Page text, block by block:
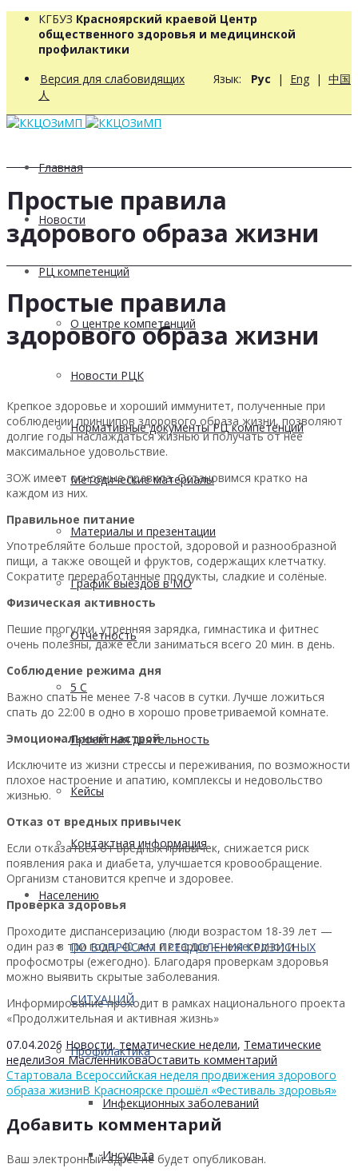
КГБУЗ Красноярский краевой Центр
общественного здоровья и медицинской
профилактики
Версия для слабовидящих Язык: Рус | Eng | 中国
人
Главная
Новости
РЦ компетенций
О центре компетенций
Новости РЦК
Нормативные документы РЦ компетенций
Методические материалы
Материалы и презентации
График выездов в МО
Отчетность
5 С
Проектная деятельность
Кейсы
Контактная информация
Населению
ПО ВОПРОСАМ ПРЕОДОЛЕНИЯ КРИЗИСНЫХ
СИТУАЦИЙ
Профилактика
Инфекционных заболеваний
Инсульта
Простые правила
здорового образа жизни
Простые правила
здорового образа жизни
Крепкое здоровье и хороший иммунитет, полученные при
соблюдении принципов здорового образа жизни, позволяют
долгие годы наслаждаться жизнью и получать от неё
максимальное удовольствие.
ЗОЖ имеет основные правила. Остановимся кратко на
каждом из них.
Правильное питание
Употребляйте больше простой, здоровой и разнообразной
пищи, а также овощей и фруктов, содержащих клетчатку.
Сократите переработанные продукты, сладкие и солёные.
Физическая активность
Пешие прогулки, утренняя зарядка, гимнастика и фитнес
очень полезны, даже если заниматься всего 20 мин. в день.
Соблюдение режима дня
Важно спать не менее 7-8 часов в сутки. Лучше ложиться
спать до 22:00 в одно в хорошо проветриваемой комнате.
Эмоциональный настрой
Исключите из жизни стрессы и переживания, по возможности
плохое настроение и апатию, комплексы и недовольство
жизнью.
Отказ от вредных привычек
Если отказаться от вредных привычек, снижается риск
появления рака и диабета, улучшается кровообращение.
Организм становится крепче и здоровее.
Проверка здоровья
Проходите диспансеризацию (люди возрастом 18-39 лет —
один раз в три года, 40 лет и старше — ежегодно) и
профосмотры (ежегодно). Благодаря проверкам здоровья
можно выявить скрытые заболевания.
Информирование проходит в рамках национального проекта
«Продолжительная и активная жизнь»
07.04.2026 Новости, тематические недели, Тематические
неделиЗоя МасленниковаОставить комментарий
Стартовала Всероссийская неделя продвижения здорового
образа жизниВ Красноярске прошёл «Фестиваль здоровья»
Добавить комментарий
Ваш электронный адрес не будет опубликован.